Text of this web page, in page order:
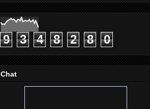
9 3 4 8 2 8 0
Chat